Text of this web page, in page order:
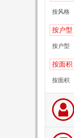
按风格
按户型
按户型
按面积
按面积